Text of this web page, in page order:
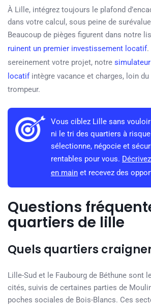
À Lille, intégrez toujours le plafond
dans votre calcul, sous peine de
Beaucoup de pièges figurent dans notre
ruinent un premier investissement locatif.
sereinement votre projet, notre
locatifintègre vacance et charges, loin du
trompeur.
Vous ciblez Lille sans
ni le tri des quartiers à
sélectionne, négocie et
rentables pour vous.
en main et recevez des
Questions
quartiers de lille
Quels quartiers
Lille-Sud et le Faubourg de Béthune sont
cités, suivis de certaines parties de
poches sociales de Bois-Blancs. Ces